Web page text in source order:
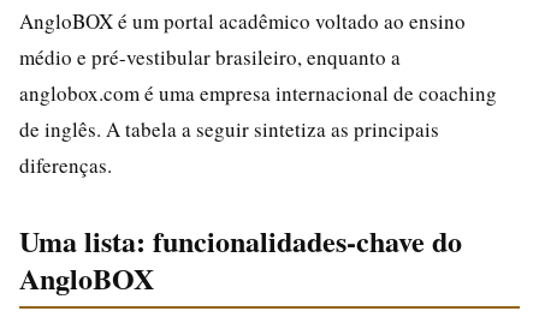
AngloBOX é um portal acadêmico voltado ao ensino
médio e pré-vestibular brasileiro, enquanto a
anglobox.com é uma empresa internacional de coaching
de inglês. A tabela a seguir sintetiza as principais
diferenças.
Uma lista: funcionalidades-chave do
AngloBOX